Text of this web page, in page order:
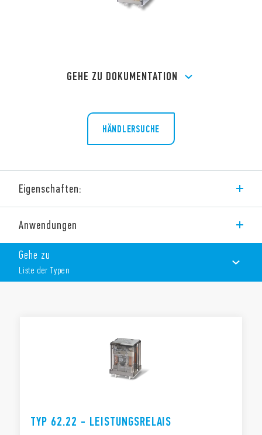
GEHE ZU DOKUMENTATION
HÄNDLERSUCHE
Eigenschaften:
Installationsschütze für die Hausverteilung
Für AC und DC Ansteureung
Mit Prüftaste erhältlich x Leiste schaltend
2 oder 4 Kontakte, 17,5, 35 oder 53,5 mm breit
Volle 3 mm Abschaltung bei 2 S/3 S, EN 60335-1, EN 60730-
Anwendungen
Gehe zu
Liste der Typen
TYP 62.22 - LEISTUNGSRELAIS